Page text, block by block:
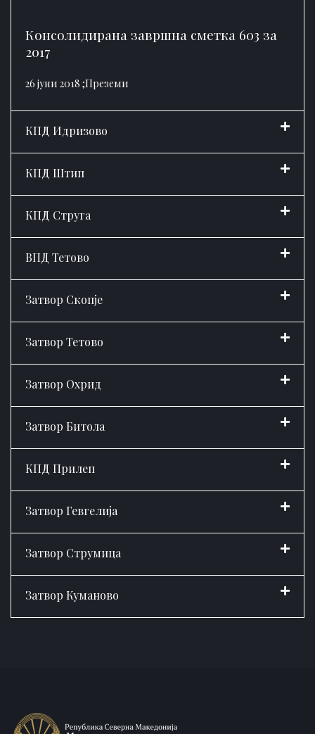
Консолидирана завршна сметка 603 за
2017
26 јуни 2018 ;Преземи
КПД Идризово
КПД Штип
КПД Струга
ВПД Тетово
Затвор Скопје
Затвор Тетово
Затвор Охрид
Затвор Битола
КПД Прилеп
Затвор Гевгелија
Затвор Струмица
Затвор Куманово